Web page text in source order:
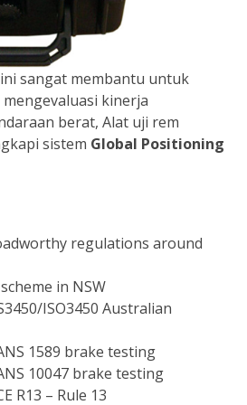
sangat membantu untuk
kinerja
berat, Alat uji rem
sistem Global Positioning
regulations around
in NSW
ISO3450 Australian
1589 brake testing
10047 brake testing
R13 – Rule 13